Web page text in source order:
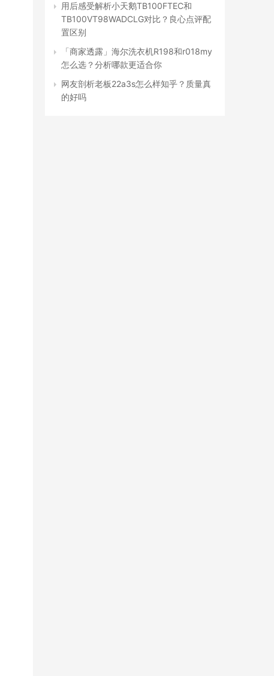
用后感受解析小天鹅TB100FTEC和
TB100VT98WADCLG对比？良心点评配
置区别
「商家透露」海尔洗衣机R198和r018my
怎么选？分析哪款更适合你
网友剖析老板22a3s怎么样知乎？质量真
的好吗